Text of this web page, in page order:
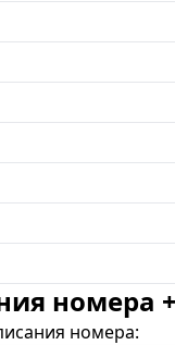
номера
номера: